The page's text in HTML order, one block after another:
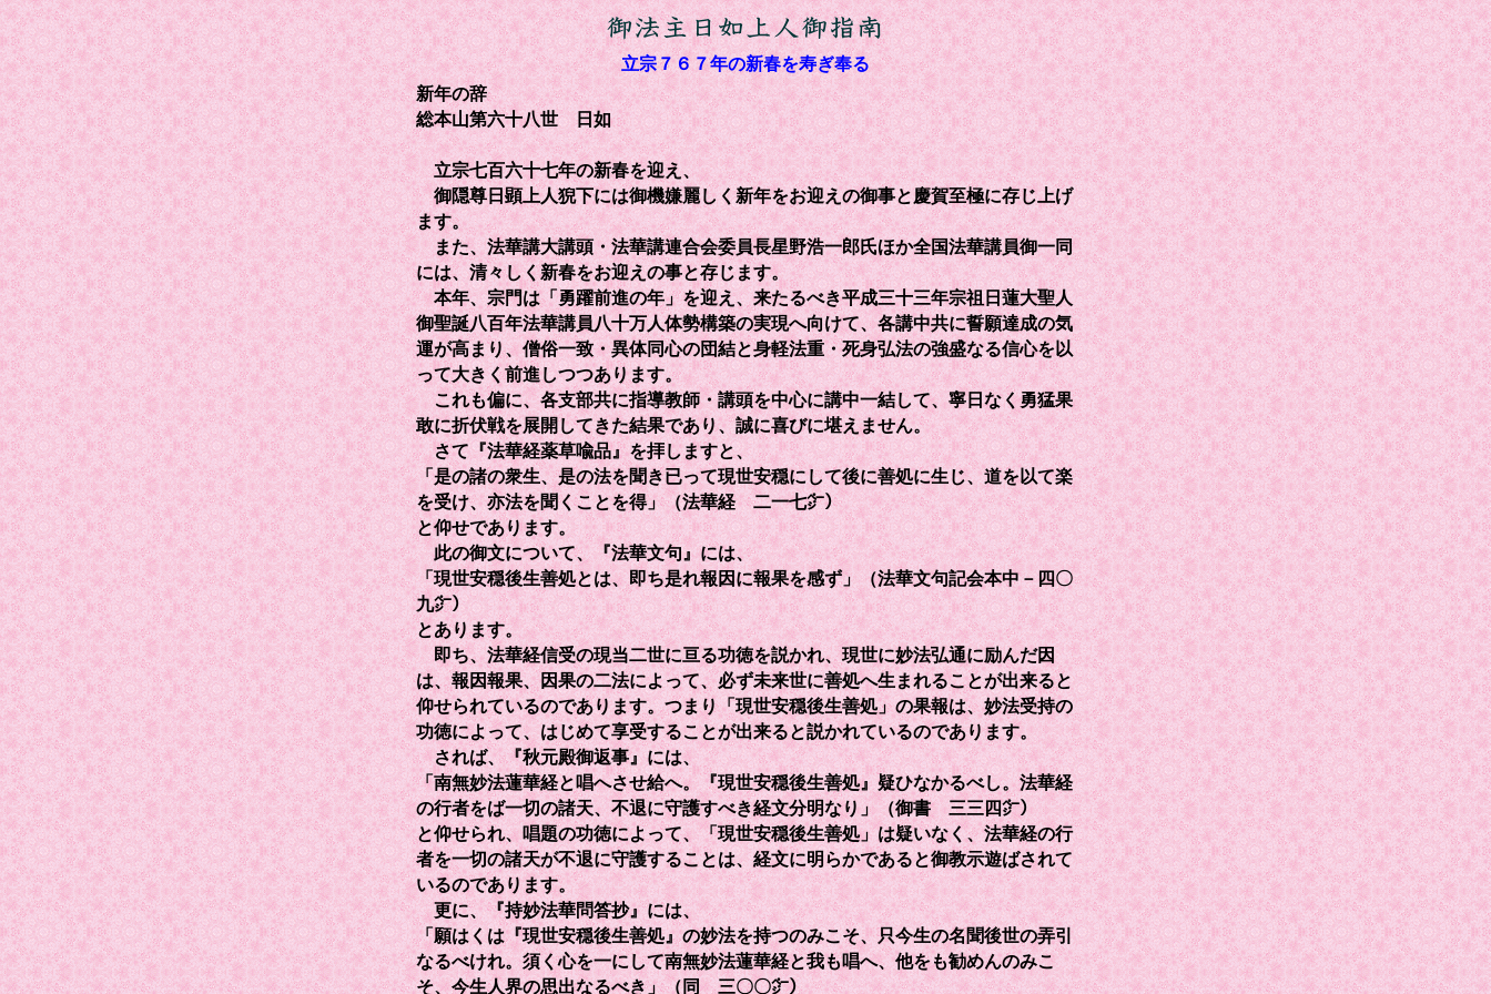
立宗７６７年の新春を寿ぎ奉る
新年の辞
総本山第六十八世 日如
立宗七百六十七年の新春を迎え、
御隠尊日顕上人猊下には御機嫌麗しく新年をお迎えの御事と慶賀至極に存じ上げ
ます。
また、法華講大講頭・法華講連合会委員長星野浩一郎氏ほか全国法華講員御一同
には、清々しく新春をお迎えの事と存じます。
本年、宗門は「勇躍前進の年」を迎え、来たるべき平成三十三年宗祖日蓮大聖人
御聖誕八百年法華講員八十万人体勢構築の実現へ向けて、各講中共に誓願達成の気
運が高まり、僧俗一致・異体同心の団結と身軽法重・死身弘法の強盛なる信心を以
って大きく前進しつつあります。
これも偏に、各支部共に指導教師・講頭を中心に講中一結して、寧日なく勇猛果
敢に折伏戦を展開してきた結果であり、誠に喜びに堪えません。
さて『法華経薬草喩品』を拝しますと、
「是の諸の衆生、是の法を聞き已って現世安穏にして後に善処に生じ、道を以て楽
を受け、亦法を聞くことを得」（法華経 二一七㌻）
と仰せであります。
此の御文について、『法華文句』には、
「現世安穏後生善処とは、即ち是れ報因に報果を感ず」（法華文句記会本中－四〇
九㌻）
とあります。
即ち、法華経信受の現当二世に亘る功徳を説かれ、現世に妙法弘通に励んだ因
は、報因報果、因果の二法によって、必ず未来世に善処へ生まれることが出来ると
仰せられているのであります。つまり「現世安穏後生善処」の果報は、妙法受持の
功徳によって、はじめて享受することが出来ると説かれているのであります。
されば、『秋元殿御返事』には、
「南無妙法蓮華経と唱へさせ給へ。『現世安穏後生善処』疑ひなかるべし。法華経
の行者をば一切の諸天、不退に守護すべき経文分明なり」（御書 三三四㌻）
と仰せられ、唱題の功徳によって、「現世安穏後生善処」は疑いなく、法華経の行
者を一切の諸天が不退に守護することは、経文に明らかであると御教示遊ばされて
いるのであります。
更に、『持妙法華問答抄』には、
「願はくは『現世安穏後生善処』の妙法を持つのみこそ、只今生の名聞後世の弄引
なるべけれ。須く心を一にして南無妙法蓮華経と我も唱へ、他をも勧めんのみこ
そ、今生人界の思出なるべき」（同 三〇〇㌻）